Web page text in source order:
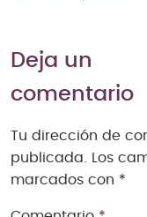
Deja un
comentario
Tu dirección de
publicada.
Los
marcados con *